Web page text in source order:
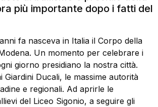
più importante dopo i fatti del
fa nasceva in Italia il Corpo della
Un momento per celebrare i
giorno presidiano la nostra città.
Giardini Ducali, le massime autorità
e regionali. Ad aprirle le
del Liceo Sigonio, a seguire gli